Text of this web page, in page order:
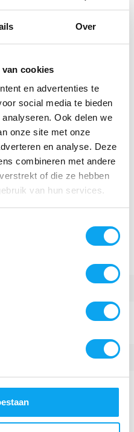
Over
cookies
en advertenties te
social media te bieden
Ook delen we
onze site met onze
en analyse. Deze
combineren met andere
of die ze hebben
van hun services.
met ritssluiting en
gevormd naar de benen
foam voor een perfecte
ondersteuning
voor extra
120 kg
van optimaal comfort,
Gegoten PU schuim
50 cm